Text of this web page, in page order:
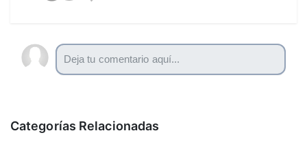
Categorías Relacionadas